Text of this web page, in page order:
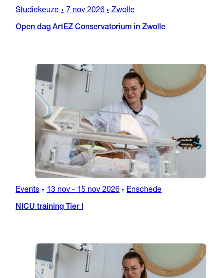
Studiekeuze • 7 nov 2026 • Zwolle
Open dag ArtEZ Conservatorium in Zwolle
Events • 13 nov-15 nov 2026 • Enschede
NICU training Tier I